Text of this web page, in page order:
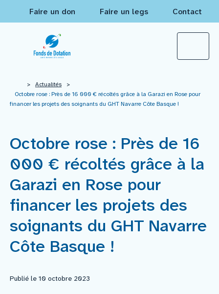
Faire un don Faire un legs Contact
Qui sommes-nous ?
Projets à financer
Nos réalisations
Mécènes
Faire un don
> Actualités
>
Octobre rose : Près de 16 000 € récoltés grâce à la Garazi en Rose pour
financer les projets des soignants du GHT Navarre Côte Basque !
Octobre rose : Près de 16
000 € récoltés grâce à la
Garazi en Rose pour
financer les projets des
soignants du GHT Navarre
Côte Basque !
Publié le 10 octobre 2023